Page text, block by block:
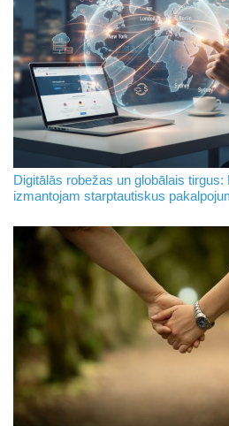
Digitālās robežas un globālais
izmantojam starptautiskus